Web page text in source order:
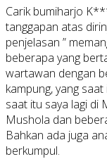
Carik bumiharjo
tanggapan atas
penjelasan ”
beberapa yang
wartawan dengan
kampung, yang
saat itu saya lagi di
Mushola dan
Bahkan ada juga
berkumpul.